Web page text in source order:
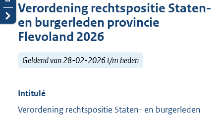
Verordening rechtspositie Staten-
en burgerleden provincie
Flevoland 2026
Geldend van 28-02-2026 t/m heden
Intitulé
Verordening rechtspositie Staten- en burgerleden